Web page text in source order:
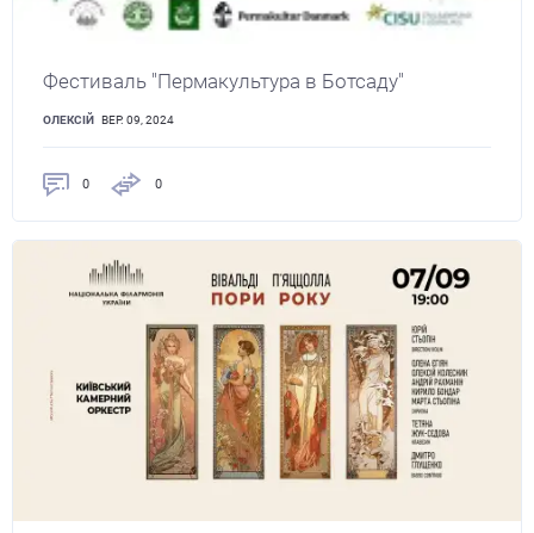
Фестиваль "Пермакультура в Ботсаду"
ОЛЕКСІЙ ВЕР. 09, 2024
0 0